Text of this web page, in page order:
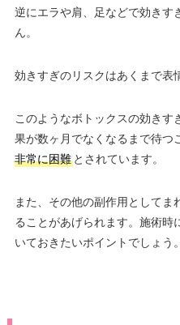
逆にエラや肩、足などで効きす
ん。
効きすぎのリスクはあくまで表
このようなボトックスの効きす
果が数ヶ月でなくなるまで待つ
非常に困難とされています。
また、その他の副作用としてま
ることがあげられます。施術時
いておきたいポイントでしょう。